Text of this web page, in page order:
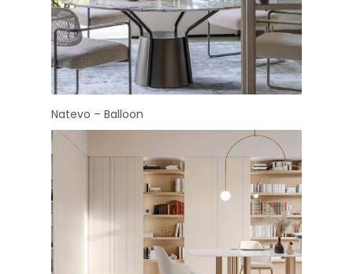
Natevo – Balloon